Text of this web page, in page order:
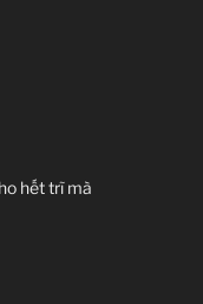
hết trĩ mà